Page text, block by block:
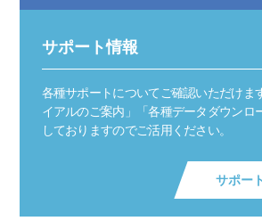
サポート情報
各種サポートについてご確認いただけま
イアルのご案内」「各種データダウンロ
しておりますのでご活用ください。
サポー